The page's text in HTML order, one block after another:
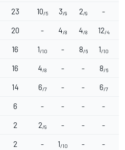
23 10/5 3/9 2/9 -
20 - 4/8 4/8 12/4
16 1/10 - 8/6 1/10
16 4/8 - - 8/6
14 6/7 - - 6/7
6 - - - -
2 2/9 - - -
2 - 1/10 - -